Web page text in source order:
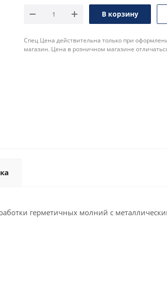
В корзину
Спец Цена действительна только при
магазин. Цена в розничном магазине
герметичных молний с